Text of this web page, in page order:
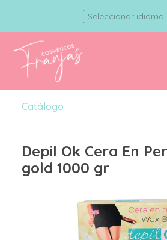
Seleccionar idioma
Catálogo
Depil Ok Cera En
gold 1000 gr